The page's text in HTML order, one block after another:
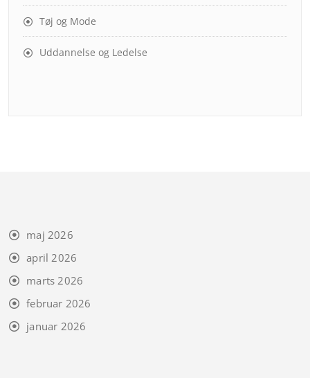
Tøj og Mode
Uddannelse og Ledelse
maj 2026
april 2026
marts 2026
februar 2026
januar 2026